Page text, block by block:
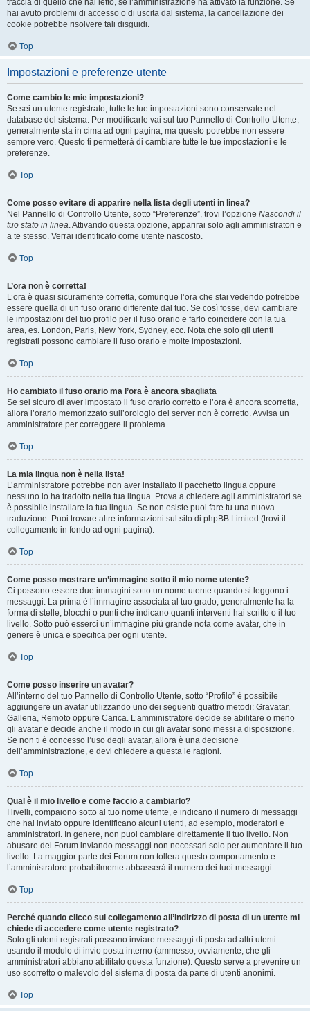
traccia di quello che hai letto, se l’amministrazione ha attivato la funzione. Se
hai avuto problemi di accesso o di uscita dal sistema, la cancellazione dei
cookie potrebbe risolvere tali disguidi.
Top
Impostazioni e preferenze utente
Come cambio le mie impostazioni?
Se sei un utente registrato, tutte le tue impostazioni sono conservate nel
database del sistema. Per modificarle vai sul tuo Pannello di Controllo Utente;
generalmente sta in cima ad ogni pagina, ma questo potrebbe non essere
sempre vero. Questo ti permetterà di cambiare tutte le tue impostazioni e le
preferenze.
Top
Come posso evitare di apparire nella lista degli utenti in linea?
Nel Pannello di Controllo Utente, sotto “Preferenze”, trovi l’opzione Nascondi il
tuo stato in linea. Attivando questa opzione, apparirai solo agli amministratori e
a te stesso. Verrai identificato come utente nascosto.
Top
L’ora non è corretta!
L’ora è quasi sicuramente corretta, comunque l’ora che stai vedendo potrebbe
essere quella di un fuso orario differente dal tuo. Se così fosse, devi cambiare
le impostazioni del tuo profilo per il fuso orario e farlo coincidere con la tua
area, es. London, Paris, New York, Sydney, ecc. Nota che solo gli utenti
registrati possono cambiare il fuso orario e molte impostazioni.
Top
Ho cambiato il fuso orario ma l’ora è ancora sbagliata
Se sei sicuro di aver impostato il fuso orario corretto e l’ora è ancora scorretta,
allora l’orario memorizzato sull’orologio del server non è corretto. Avvisa un
amministratore per correggere il problema.
Top
La mia lingua non è nella lista!
L’amministratore potrebbe non aver installato il pacchetto lingua oppure
nessuno lo ha tradotto nella tua lingua. Prova a chiedere agli amministratori se
è possibile installare la tua lingua. Se non esiste puoi fare tu una nuova
traduzione. Puoi trovare altre informazioni sul sito di phpBB Limited (trovi il
collegamento in fondo ad ogni pagina).
Top
Come posso mostrare un’immagine sotto il mio nome utente?
Ci possono essere due immagini sotto un nome utente quando si leggono i
messaggi. La prima è l’immagine associata al tuo grado, generalmente ha la
forma di stelle, blocchi o punti che indicano quanti interventi hai scritto o il tuo
livello. Sotto può esserci un’immagine più grande nota come avatar, che in
genere è unica e specifica per ogni utente.
Top
Come posso inserire un avatar?
All’interno del tuo Pannello di Controllo Utente, sotto “Profilo” è possibile
aggiungere un avatar utilizzando uno dei seguenti quattro metodi: Gravatar,
Galleria, Remoto oppure Carica. L’amministratore decide se abilitare o meno
gli avatar e decide anche il modo in cui gli avatar sono messi a disposizione.
Se non ti è concesso l’uso degli avatar, allora è una decisione
dell’amministrazione, e devi chiedere a questa le ragioni.
Top
Qual è il mio livello e come faccio a cambiarlo?
I livelli, compaiono sotto al tuo nome utente, e indicano il numero di messaggi
che hai inviato oppure identificano alcuni utenti, ad esempio, moderatori e
amministratori. In genere, non puoi cambiare direttamente il tuo livello. Non
abusare del Forum inviando messaggi non necessari solo per aumentare il tuo
livello. La maggior parte dei Forum non tollera questo comportamento e
l’amministratore probabilmente abbasserà il numero dei tuoi messaggi.
Top
Perché quando clicco sul collegamento all’indirizzo di posta di un utente mi
chiede di accedere come utente registrato?
Solo gli utenti registrati possono inviare messaggi di posta ad altri utenti
usando il modulo di invio posta interno (ammesso, ovviamente, che gli
amministratori abbiano abilitato questa funzione). Questo serve a prevenire un
uso scorretto o malevolo del sistema di posta da parte di utenti anonimi.
Top